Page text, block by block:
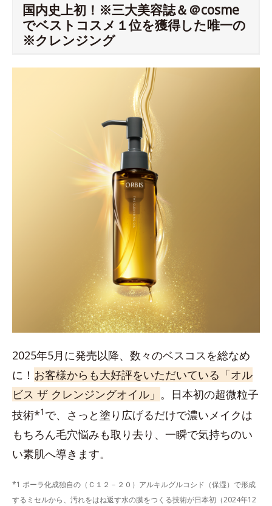
国内史上初！※三大美容誌＆＠cosme
でベストコスメ１位を獲得した唯一の
※クレンジング
2025年5月に発売以降、数々のベスコスを総なめ
に！ お客様からも大好評をいただいている「オル
ビス ザ クレンジングオイル」 。日本初の超微粒子
技術*1 で、さっと塗り広げるだけで濃いメイクは
もちろん毛穴悩みも取り去り、一瞬で気持ちのい
い素肌へ導きます。
*1 ポーラ化成独自の（Ｃ１２－２０）アルキルグルコシド（保湿）で形成
するミセルから、汚れをはね返す水の膜をつくる技術が日本初（2024年12